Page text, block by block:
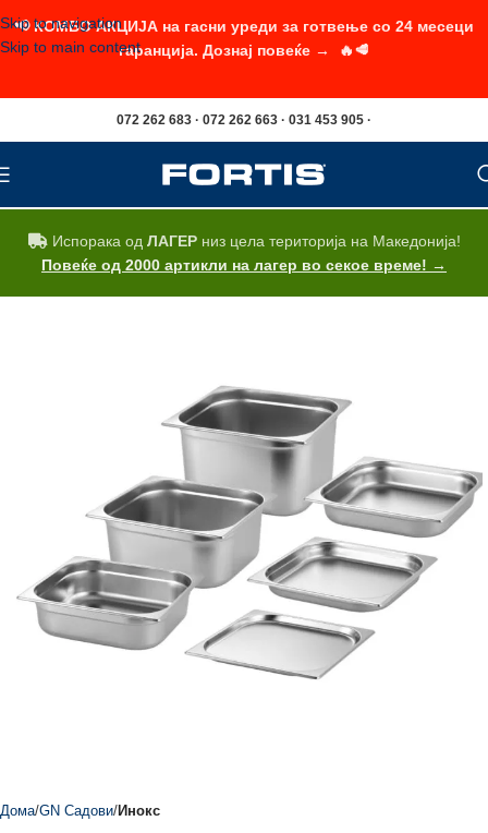
Skip to navigation
Skip to main content
072 262 683 · 072 262 663 · 031 453 905 ·
Испорака од ЛАГЕРниз цела територија на Македонија!
Повеќе од 2000 артикли на лагер во секое време! →
Дома GN Садови Инокс
📢 КОМБО АКЦИЈА на гасни уреди за готвење со 24 месеци
гаранција. Дознај повеќе → 🔥🥩